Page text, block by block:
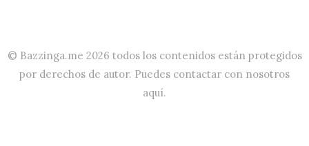
© Bazzinga.me 2026 todos los contenidos están protegidos
por derechos de autor. Puedes contactar con nosotros
aquí.